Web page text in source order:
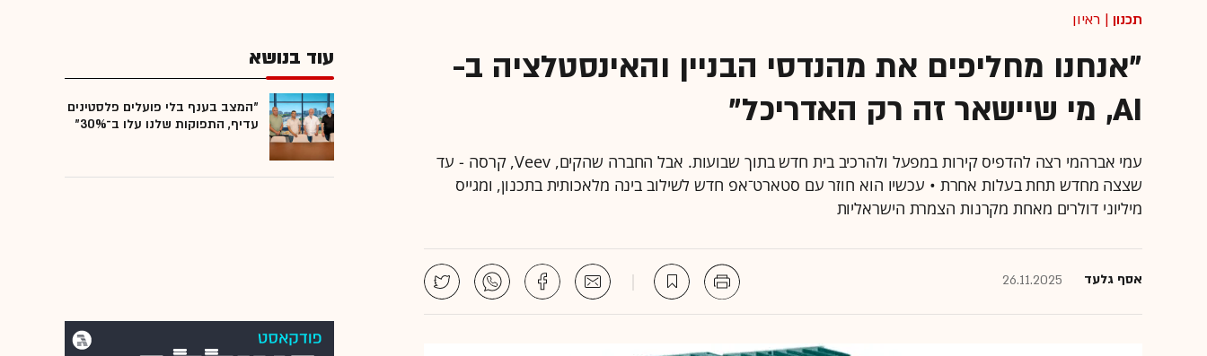
תכנון | ראיון
"אנחנו מחליפים את מהנדסי הבניין והאינסטלציה ב-
AI, מי שיישאר זה רק האדריכל"
עמי אברהמי רצה להדפיס קירות במפעל ולהרכיב בית חדש בתוך שבועות. אבל החברה שהקים, Veev, קרסה - עד
שצצה מחדש תחת בעלות אחרת • עכשיו הוא חוזר עם סטארט־אפ חדש לשילוב בינה מלאכותית בתכנון, ומגייס
מיליוני דולרים מאחת מקרנות הצמרת הישראליות
אסף גלעד 26.11.2025
עוד בנושא
"המצב בענף בלי פועלים פלסטינים
עדיף, התפוקות שלנו עלו ב־30%"